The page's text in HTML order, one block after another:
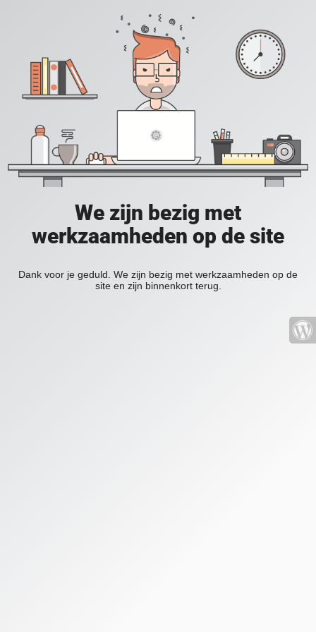
We zijn bezig met
werkzaamheden op de site
Dank voor je geduld. We zijn bezig met werkzaamheden op de
site en zijn binnenkort terug.